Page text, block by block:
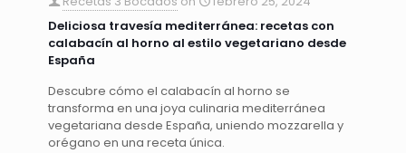
Deliciosa travesía mediterránea: recetas con
calabacín al horno al estilo vegetariano desde
España
Descubre cómo el calabacín al horno se
transforma en una joya culinaria mediterránea
vegetariana desde España, uniendo mozzarella y
orégano en una receta única.